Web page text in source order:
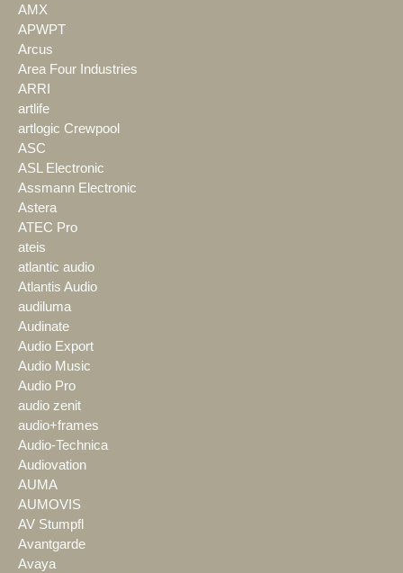
AMX
APWPT
Arcus
Area Four Industries
ARRI
artlife
artlogic Crewpool
ASC
ASL Electronic
Assmann Electronic
Astera
ATEC Pro
ateis
atlantic audio
Atlantis Audio
audiluma
Audinate
Audio Export
Audio Music
Audio Pro
audio zenit
audio+frames
Audio-Technica
Audiovation
AUMA
AUMOVIS
AV Stumpfl
Avantgarde
Avaya